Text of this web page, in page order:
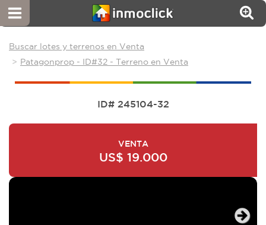
Buscar lotes y terrenos en Venta
Patagonprop - ID#32 - Terreno en Venta
ID# 245104-32
VENTA
US$ 19.000